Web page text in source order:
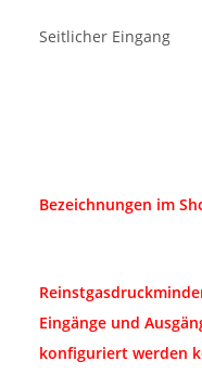
Seitlicher Eingang
Bezeichnungen im
Eingänge und
konfiguriert werden